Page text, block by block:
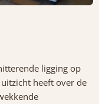
ligging op
heeft over de